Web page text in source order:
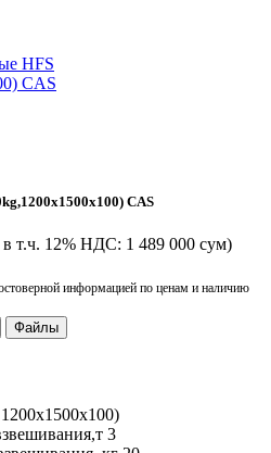
CAS
в т.ч. 12% НДС: 1 489 000 сум)
информацией по ценам и наличию
Файлы
3